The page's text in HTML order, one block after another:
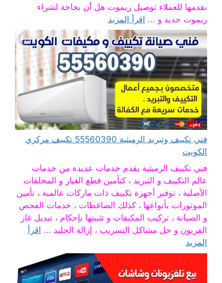
نقدمها للعملاء توصيل ريموت هل أن بحاجة لشراء
ريموت جديد و ... اقرأ المزيد
فني تكييف وتبريد الرميثية 55560390 تكييف مركزي
الكويت
فني تكييف الرميثية يقدم خدمات عديدة من خدمات
عالم التكييف و التبريد ، كتأمين قطع الغيار و المحلقات
الأصلية ، توفير أجهزة تكييف ذات ماركات عالمية ، تأمين
الموتورات بأنواعها ، كذلك الضاغطات ، خدمات الفحص
و الصيانة ، تركيب المكيفات و تثبيتها بإحكام ، تبديل غاز
الفريون و حل مشاكل التسريب ، إزالة الجليد ... اقرأ
المزيد